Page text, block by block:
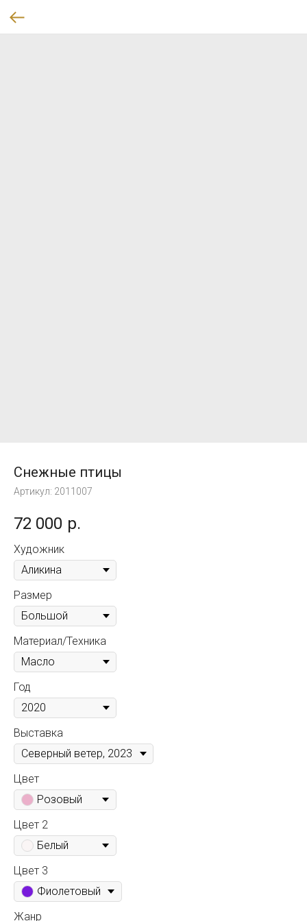
Снежные птицы
Артикул: 2011007
72 000 р.
Художник
Размер
Материал/Техника
Год
Выставка
Цвет
Розовый
Цвет 2
Белый
Цвет 3
Фиолетовый
Жанр